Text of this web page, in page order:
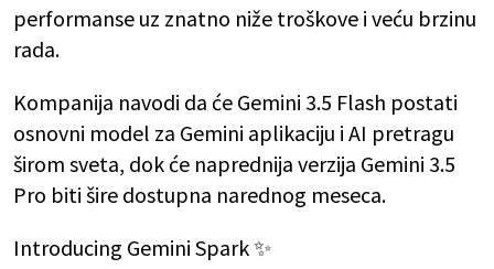
performanse uz znatno niže troškove i veću brzinu
rada.
Kompanija navodi da će Gemini 3.5 Flash postati
osnovni model za Gemini aplikaciju i AI pretragu
širom sveta, dok će naprednija verzija Gemini 3.5
Pro biti šire dostupna narednog meseca.
Introducing Gemini Spark ✨